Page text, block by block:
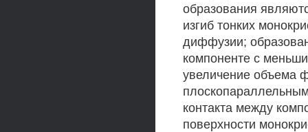
образования
изгиб тонких
диффузии;
компоненте с
увеличение объема
контакта между
поверхности